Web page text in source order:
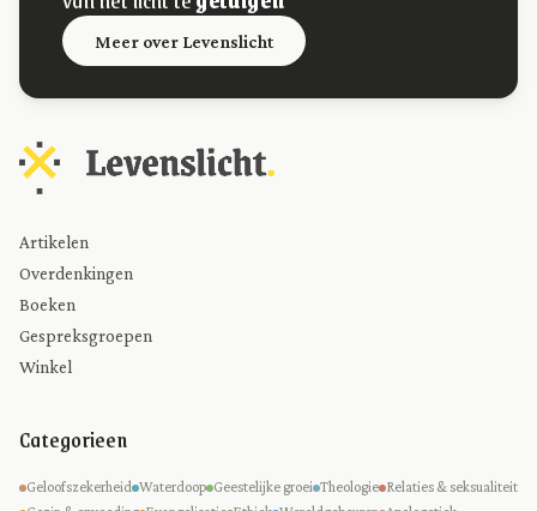
Meer over Levenslicht
Artikelen
Overdenkingen
Boeken
Gespreksgroepen
Winkel
Categorieen
Geloofszekerheid Waterdoop Geestelijke groei Theologie Relaties & seksualiteit